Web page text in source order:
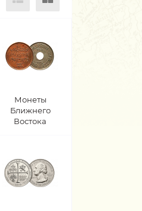
Монеты
Ближнего
Востока